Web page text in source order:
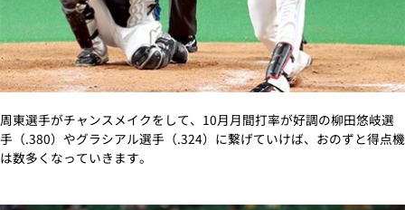
周東選手がチャンスメイクをして、10月月間打率が好調の柳田悠岐選
手（.380）やグラシアル選手（.324）に繋げていけば、おのずと得点機
は数多くなっていきます。